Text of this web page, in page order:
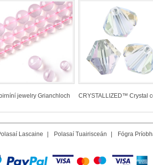
jewelry Grianchloch CRYSTALLIZED™ Crystal
Lascaine | Polasaí Tuairisceán | Fógra